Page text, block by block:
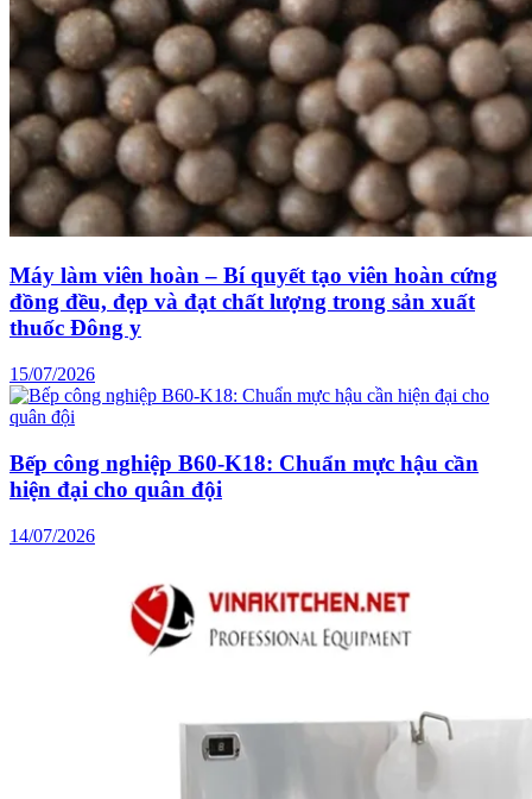
Máy làm viên hoàn – Bí quyết tạo viên hoàn cứng
đồng đều, đẹp và đạt chất lượng trong sản xuất
thuốc Đông y
15/07/2026
Bếp công nghiệp B60-K18: Chuẩn mực hậu cần
hiện đại cho quân đội
14/07/2026